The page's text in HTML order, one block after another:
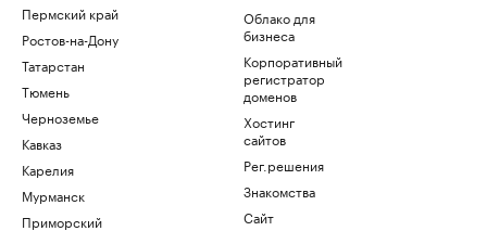
Пермский край
Ростов-на-Дону
Татарстан
Тюмень
Черноземье
Кавказ
Карелия
Мурманск
Приморский
Облако для
бизнеса
Корпоративный
регистратор
доменов
Хостинг
сайтов
Рег.решения
Знакомства
Сайт